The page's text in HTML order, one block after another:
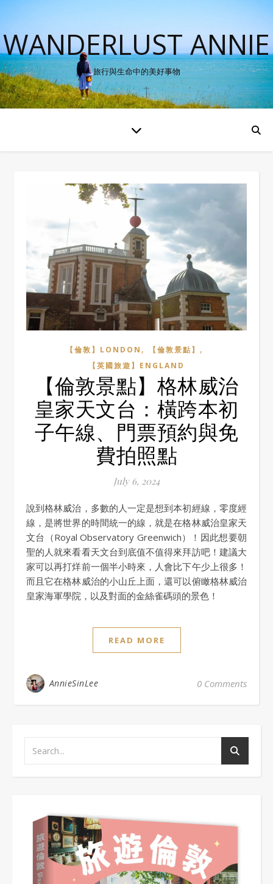
WANDERLUST ANNIE
旅行與生命中的美好事物
【倫敦】LONDON , 【倫敦景點】 ,
【英國旅遊】ENGLAND
【倫敦景點】格林威治
皇家天文台：橫跨本初
子午線、門票預約與免
費拍照點
July 6, 2024
說到格林威治，多數的人一定是想到本初經線，零度經
線，是將世界的時間統一的線，就是在格林威治皇家天
文台（Royal Observatory Greenwich）！因此想要朝
聖的人就來看看天文台到底值不值得來拜訪吧！建議大
家可以再打烊前一個半小時來，人會比下午少上很多！
而且它在格林威治的小山丘上面，還可以俯瞰格林威治
皇家海軍學院，以及對面的金絲雀碼頭的景色！
READ MORE
AnnieSinLee 0 Comments